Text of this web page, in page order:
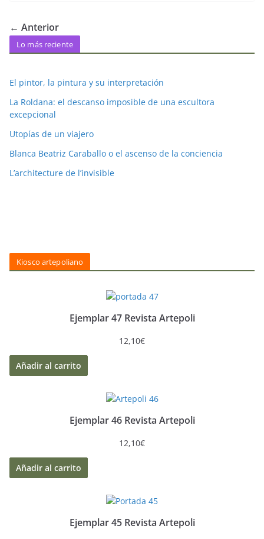
← Anterior
Lo más reciente
El pintor, la pintura y su interpretación
La Roldana: el descanso imposible de una escultora
excepcional
Utopías de un viajero
Blanca Beatriz Caraballo o el ascenso de la conciencia
L’architecture de l’invisible
Kiosco artepoliano
Ejemplar 47 Revista Artepoli
12,10€
Añadir al carrito
Ejemplar 46 Revista Artepoli
12,10€
Añadir al carrito
Ejemplar 45 Revista Artepoli